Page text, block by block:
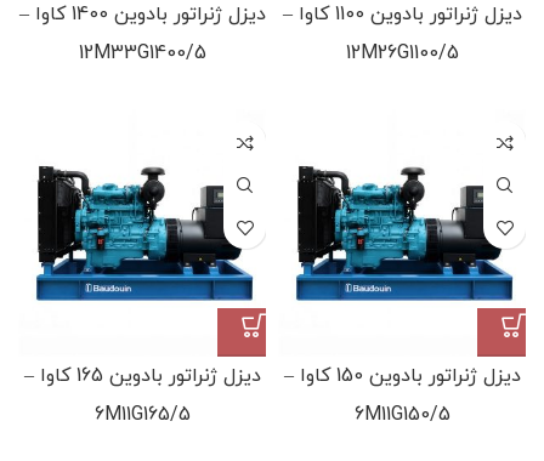
دیزل ژنراتور بادوین 1100 کاوا –
12M26G1100/5
دیزل ژنراتور بادوین 1400 کاوا –
12M33G1400/5
دیزل ژنراتور بادوین 150 کاوا –
6M11G150/5
دیزل ژنراتور بادوین 165 کاوا –
6M11G165/5